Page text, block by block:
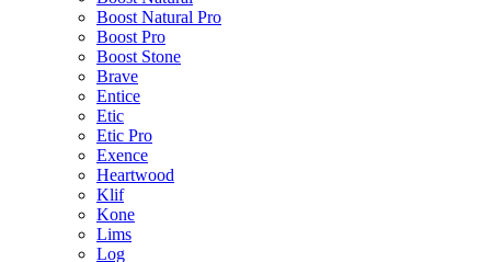
Boost Natural Pro
Boost Pro
Boost Stone
Brave
Entice
Etic
Etic Pro
Exence
Heartwood
Klif
Kone
Lims
Log